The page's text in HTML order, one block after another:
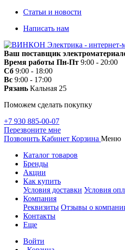
Статьи и новости
Написать нам
Ваш поставщик
Время работы Пн-Пт 9:00 - 20:00
Сб 9:00 - 18:00
Вс 9:00 - 17:00
Рязань Кальная 25
Поможем сделать покупку
+7 930 885-00-07
Перезвоните мне
Позвонить Кабинет Корзина Меню
Каталог товаров
Бренды
Акции
Как купить
Условия доставки Условия
Компания
Реквизиты Отзывы о
Контакты
Еще
Войти